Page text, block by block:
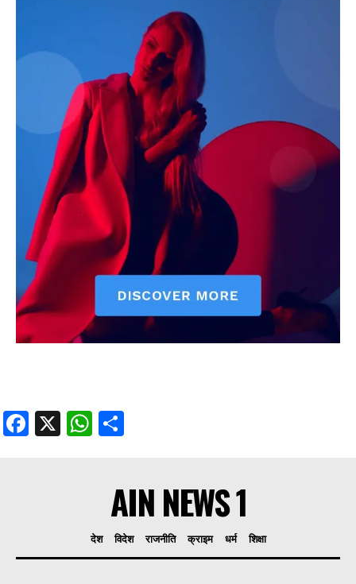
AIN NEWS 1
Contact Us
Privacy Policy
Terms of Use Agreement
Facebook
X WhatsApp
Share
Facebook
X WhatsApp
AIN NEWS 1
देश विदेश राजनीति क्राइम धर्म शिक्षा